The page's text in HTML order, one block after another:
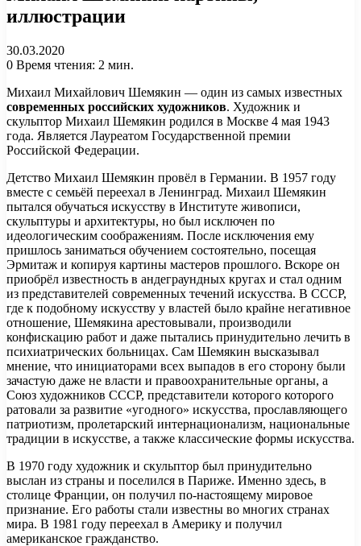
иллюстрации
30.03.2020
0 Время чтения: 2 мин.
Михаил Михайлович Шемякин — один из самых известных
современных российских художников. Художник и
скульптор Михаил Шемякин родился в Москве 4 мая 1943
года. Является Лауреатом Государственной премии
Российской Федерации.
Детство Михаил Шемякин провёл в Германии. В 1957 году
вместе с семьёй переехал в Ленинград. Михаил Шемякин
пытался обучаться искусству в Институте живописи,
скульптуры и архитектуры, но был исключен по
идеологическим соображениям. После исключения ему
пришлось заниматься обучением состоятельно, посещая
Эрмитаж и копируя картины мастеров прошлого. Вскоре он
приобрёл известность в андеграундных кругах и стал одним
из представителей современных течений искусства. В СССР,
где к подобному искусству у властей было крайне негативное
отношение, Шемякина арестовывали, производили
конфискацию работ и даже пытались принудительно лечить в
психиатрических больницах. Сам Шемякин высказывал
мнение, что инициаторами всех выпадов в его сторону были
зачастую даже не власти и правоохранительные органы, а
Союз художников СССР, представители которого которого
ратовали за развитие «угодного» искусства, прославляющего
патриотизм, пролетарский интернационализм, национальные
традиции в искусстве, а также классические формы искусства.
В 1970 году художник и скульптор был принудительно
выслан из страны и поселился в Париже. Именно здесь, в
столице Франции, он получил по-настоящему мировое
признание. Его работы стали известны во многих странах
мира. В 1981 году переехал в Америку и получил
американское гражданство.